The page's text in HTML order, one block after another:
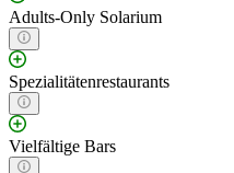
Adults-Only Solarium
Spezialitätenrestaurants
Vielfältige Bars